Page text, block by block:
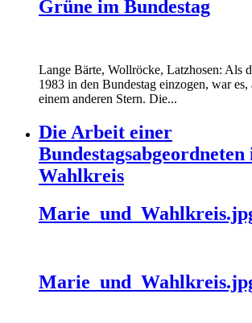
Grüne im Bundestag
Lange Bärte, Wollröcke, Latzhosen: Als
1983 in den Bundestag einzogen, war es,
einem anderen Stern. Die...
Die Arbeit einer
Bundestagsabgeordneten
Wahlkreis